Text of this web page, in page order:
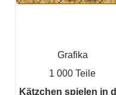
Grafika
1 000 Teile
Kätzchen spielen in